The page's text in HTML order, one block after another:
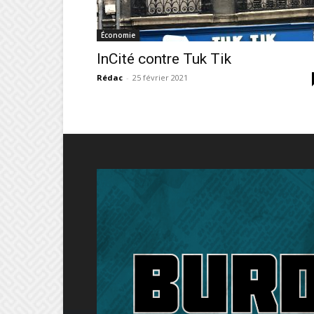
Économie
InCité contre Tuk Tik
Rédac - 25 février 2021